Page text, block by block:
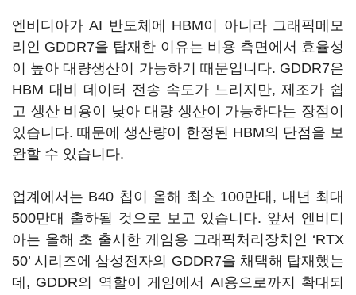
엔비디아가 AI 반도체에 HBM이 아니라 그래픽메모
리인 GDDR7을 탑재한 이유는 비용 측면에서 효율성
이 높아 대량생산이 가능하기 때문입니다. GDDR7은
HBM 대비 데이터 전송 속도가 느리지만, 제조가 쉽
고 생산 비용이 낮아 대량 생산이 가능하다는 장점이
있습니다. 때문에 생산량이 한정된 HBM의 단점을 보
완할 수 있습니다.
업계에서는 B40 칩이 올해 최소 100만대, 내년 최대
500만대 출하될 것으로 보고 있습니다. 앞서 엔비디
아는 올해 초 출시한 게임용 그래픽처리장치인 ‘RTX
50’ 시리즈에 삼성전자의 GDDR7을 채택해 탑재했는
데, GDDR의 역할이 게임에서 AI용으로까지 확대되